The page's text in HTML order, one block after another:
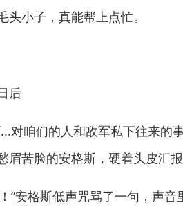
小子，真能帮上点忙。
后
咱们的人和敌军私下往来的
眉苦脸的安格斯，硬着头皮汇报
安格斯低声咒骂了一句，声音